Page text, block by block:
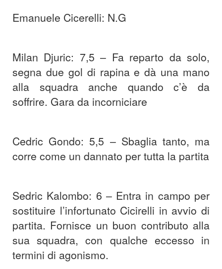
Emanuele Cicerelli: N.G
Milan Djuric: 7,5 – Fa reparto da solo,
segna due gol di rapina e dà una mano
alla squadra anche quando c’è da
soffrire. Gara da incorniciare
Cedric Gondo: 5,5 – Sbaglia tanto, ma
corre come un dannato per tutta la partita
Sedric Kalombo: 6 – Entra in campo per
sostituire l’infortunato Cicirelli in avvio di
partita. Fornisce un buon contributo alla
sua squadra, con qualche eccesso in
termini di agonismo.